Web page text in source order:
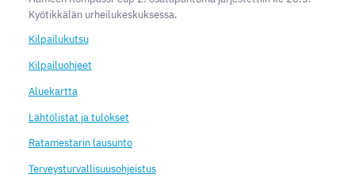
Kyötikkälän urheilukeskuksessa.
Kilpailukutsu
Kilpailuohjeet
Aluekartta
Lähtölistat ja tulokset
Ratamestarin lausunto
Terveysturvallisuusohjeistus